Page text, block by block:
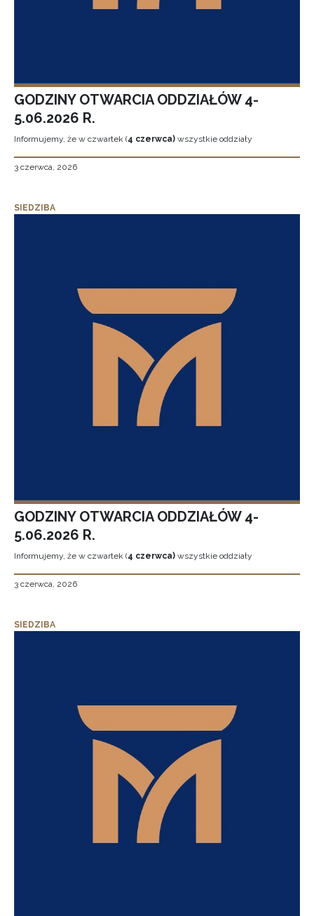
GODZINY OTWARCIA ODDZIAŁÓW 4-
5.06.2026 R.
Informujemy, że w czwartek (4 czerwca) wszystkie oddziały
3 czerwca, 2026
SIEDZIBA
GODZINY OTWARCIA ODDZIAŁÓW 4-
5.06.2026 R.
Informujemy, że w czwartek (4 czerwca) wszystkie oddziały
3 czerwca, 2026
SIEDZIBA